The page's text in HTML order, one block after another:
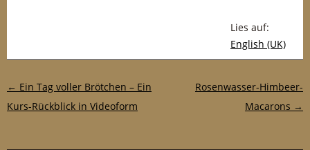
Lies auf:
English (UK)
Post-Navigation
← Ein Tag voller Brötchen – Ein
Kurs-Rückblick in Videoform
Rosenwasser-Himbeer-
Macarons →